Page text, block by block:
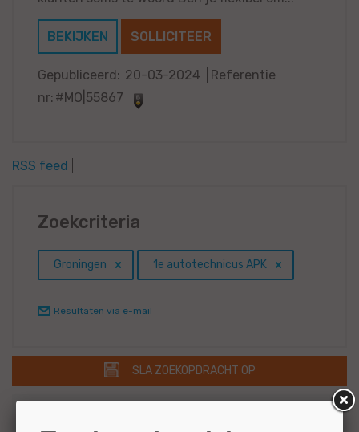
BEKIJKEN SOLLICITEER
Gepubliceerd: 20-03-2024
Referentie
nr: #MO|55867
RSS feed
Zoekcriteria
Groningen 1e autotechnicus APK
Resultaten via e-mail
SLA ZOEKOPDRACHT OP